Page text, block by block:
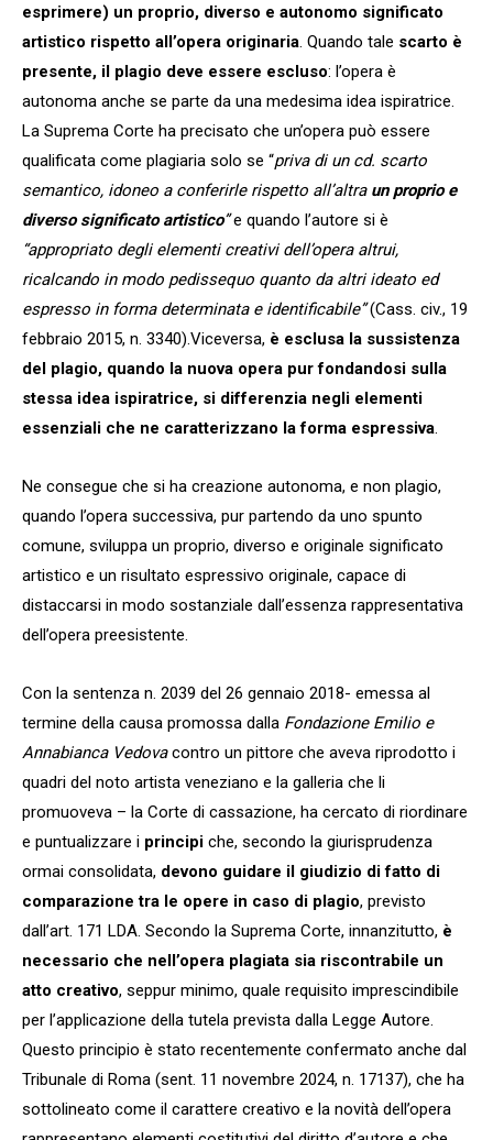
esprimere) un proprio, diverso e autonomo significato
artistico rispetto all’opera originaria . Quando tale scarto è
presente, il plagio deve essere escluso: l’opera è
autonoma anche se parte da una medesima idea ispiratrice.
La Suprema Corte ha precisato che un’opera può essere
qualificata come plagiaria solo se “priva di un cd. scarto
semantico, idoneo a conferirle rispetto all’altra un proprio e
diverso significato artistico”e quando l’autore si è
“appropriato degli elementi creativi dell’opera altrui,
ricalcando in modo pedissequo quanto da altri ideato ed
espresso in forma determinata e identificabile”(Cass. civ., 19
febbraio 2015, n. 3340).Viceversa, è esclusa la sussistenza
del plagio, quando la nuova opera pur fondandosi sulla
stessa idea ispiratrice, si differenzia negli elementi
essenziali che ne caratterizzano la forma espressiva
Ne consegue che si ha creazione autonoma, e non plagio,
quando l’opera successiva, pur partendo da uno spunto
comune, sviluppa un proprio, diverso e originale significato
artistico e un risultato espressivo originale, capace di
distaccarsi in modo sostanziale dall’essenza rappresentativa
dell’opera preesistente.
Con la sentenza n. 2039 del 26 gennaio 2018- emessa al
termine della causa promossa dalla Fondazione Emilio e
Annabianca Vedovacontro un pittore che aveva riprodotto i
quadri del noto artista veneziano e la galleria che li
promuoveva – la Corte di cassazione, ha cercato di riordinare
e puntualizzare i principi che, secondo la giurisprudenza
ormai consolidata, devono guidare il giudizio di fatto di
comparazione tra le opere in caso di plagio, previsto
dall’art. 171 LDA. Secondo la Suprema Corte, innanzitutto, è
necessario che nell’opera plagiata sia riscontrabile un
atto creativo, seppur minimo, quale requisito imprescindibile
per l’applicazione della tutela prevista dalla Legge Autore.
Questo principio è stato recentemente confermato anche dal
Tribunale di Roma (sent. 11 novembre 2024, n. 17137), che ha
sottolineato come il carattere creativo e la novità dell’opera